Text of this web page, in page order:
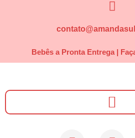
Bebês a Pronta Entrega |